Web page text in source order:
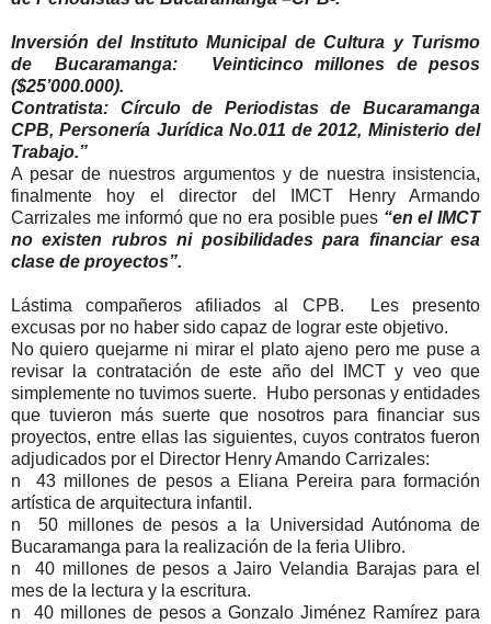
Inversión del Instituto Municipal de Cultura y Turismo
de Bucaramanga: Veinticinco millones de pesos
($25’000.000).
Contratista: Círculo de Periodistas de Bucaramanga
CPB, Personería Jurídica No.011 de 2012, Ministerio del
Trabajo.”
A pesar de nuestros argumentos y de nuestra insistencia,
finalmente hoy el director del IMCT Henry Armando
Carrizales me informó que no era posible pues “en el IMCT
no existen rubros ni posibilidades para financiar esa
clase de proyectos”.
Lástima compañeros afiliados al CPB. Les presento
excusas por no haber sido capaz de lograr este objetivo.
No quiero quejarme ni mirar el plato ajeno pero me puse a
revisar la contratación de este año del IMCT y veo que
simplemente no tuvimos suerte. Hubo personas y entidades
que tuvieron más suerte que nosotros para financiar sus
proyectos, entre ellas las siguientes, cuyos contratos fueron
adjudicados por el Director Henry Amando Carrizales:
n 43 millones de pesos a Eliana Pereira para formación
artística de arquitectura infantil.
n 50 millones de pesos a la Universidad Autónoma de
Bucaramanga para la realización de la feria Ulibro.
n 40 millones de pesos a Jairo Velandia Barajas para el
mes de la lectura y la escritura.
n 40 millones de pesos a Gonzalo Jiménez Ramírez para